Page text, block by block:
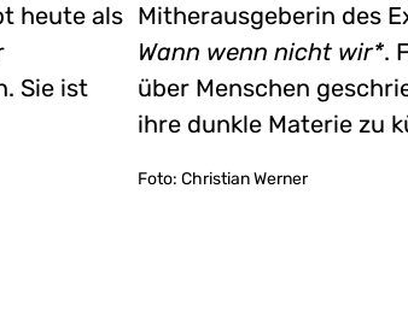
heute als
Sie ist
Mitherausgeberin des
Wann wenn nicht wir*.
über Menschen
ihre dunkle Materie zu
Foto: Christian Werner